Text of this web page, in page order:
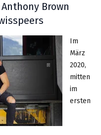
Brown
Im
März
2020,
mitten
im
ersten